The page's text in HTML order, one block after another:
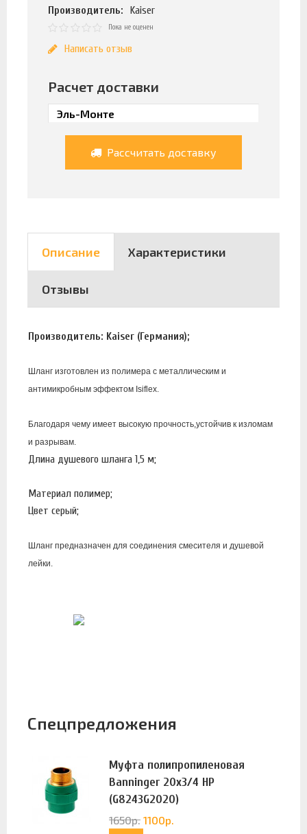
Производитель:
Kaiser
Пока не оценен
Написать отзыв
Расчет доставки
Рассчитать доставку
Описание Характеристики
Отзывы
Производитель: Kaiser (Германия);
Шланг изготовлен из полимера с металлическим и
антимикробным эффектом Isiflex.
Благодаря чему имеет высокую прочность,устойчив к изломам
и разрывам.
Длина душевого шланга 1,5 м;
Материал полимер;
Цвет серый;
Шланг предназначен для соединения смесителя и душевой
лейки.
Спецпредложения
Муфта полипропиленовая
Banninger 20х3/4 НР
(G8243G2020)
1650р. 1100р.